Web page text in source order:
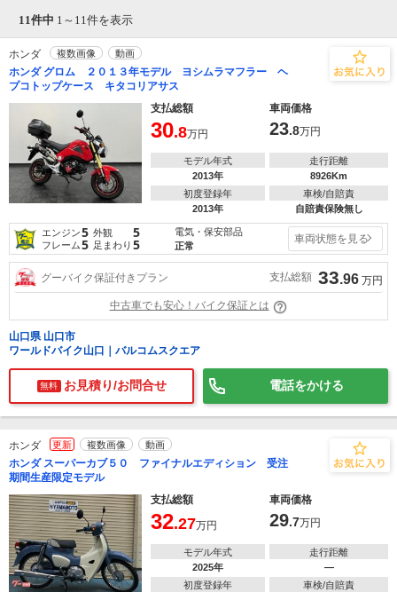
11件中 1～ 11件を表示
ホンダ 複数画像 動画
ホンダ グロム ２０１３年モデル ヨシムラマフラー ヘ
プコトップケース キタコリアサス
支払総額
車両価格
30.8万円 23.8万円
モデル年式
2013年
走行距離
8926Km
初度登録年
2013年
車検/自賠責
自賠責保険無し
エンジン5 外観 5
フレーム5 足まわり 5
電気・保安部品
正常
車両状態を見る
グーバイク保証付きプラン 支払総額 33.96 万円
中古車でも安心！バイク保証とは
山口県 山口市
ワールドバイク山口｜バルコムスクエア
無料 お見積り/お問合せ 電話をかける
ホンダ 更新 複数画像 動画
ホンダ スーパーカブ５０ ファイナルエディション 受注
期間生産限定モデル
支払総額
車両価格
32.27万円 29.7万円
モデル年式
2025年
走行距離
―
初度登録年
車検/自賠責